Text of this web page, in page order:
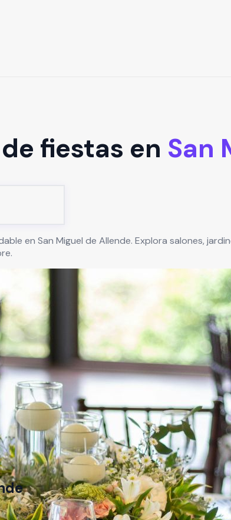
fiestas en San
en San Miguel de Allende. Explora salones,